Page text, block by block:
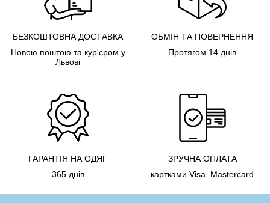
БЕЗКОШТОВНА ДОСТАВКА
Новою поштою та кур'єром у
Львові
ОБМІН ТА ПОВЕРНЕННЯ
Протягом 14 днів
ГАРАНТІЯ НА ОДЯГ
365 днів
ЗРУЧНА ОПЛАТА
картками Visa, Mastercard